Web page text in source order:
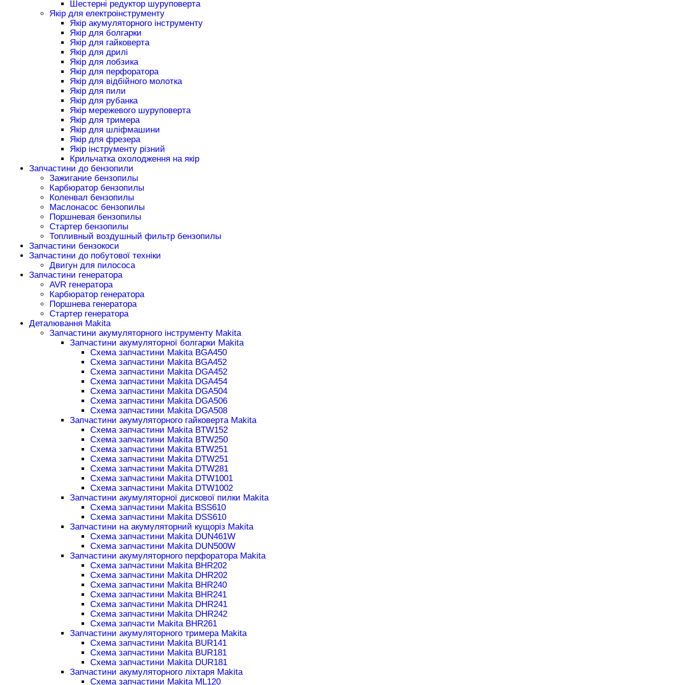
Шестерні редуктор шуруповерта
Якір для електроінструменту
Якір акумуляторного інструменту
Якір для болгарки
Якір для гайковерта
Якір для дрилі
Якір для лобзика
Якір для перфоратора
Якір для відбійного молотка
Якір для пили
Якір для рубанка
Якір мережевого шуруповерта
Якір для тримера
Якір для шліфмашини
Якір для фрезера
Якір інструменту різний
Крильчатка охолодження на якір
Запчастини до бензопили
Зажигание бензопилы
Карбюратор бензопилы
Коленвал бензопилы
Маслонасос бензопилы
Поршневая бензопилы
Стартер бензопилы
Топливный воздушный фильтр бензопилы
Запчастини бензокоси
Запчастини до побутової техніки
Двигун для пилососа
Запчастини генератора
AVR генератора
Карбюратор генератора
Поршнева генератора
Стартер генератора
Деталювання Makita
Запчастини акумуляторного інструменту Makita
Запчастини акумуляторної болгарки Makita
Схема запчастини Makita BGA450
Схема запчастини Makita BGA452
Схема запчастини Makita DGA452
Схема запчастини Makita DGA454
Схема запчастини Makita DGA504
Схема запчастини Makita DGA506
Схема запчастини Makita DGA508
Запчастини акумуляторного гайковерта Makita
Схема запчастини Makita BTW152
Схема запчастини Makita BTW250
Схема запчастини Makita BTW251
Схема запчастини Makita DTW251
Схема запчастини Makita DTW281
Схема запчастини Makita DTW1001
Схема запчастини Makita DTW1002
Запчастини акумуляторної дискової пилки Makita
Схема запчастини Makita BSS610
Схема запчастини Makita DSS610
Запчастини на акумуляторний кущоріз Makita
Схема запчастини Makita DUN461W
Схема запчастини Makita DUN500W
Запчастини акумуляторного перфоратора Makita
Схема запчастини Makita BHR202
Схема запчастини Makita DHR202
Схема запчастини Makita BHR240
Схема запчастини Makita BHR241
Схема запчастини Makita DHR241
Схема запчастини Makita DHR242
Схема запчасти Makita BHR261
Запчастини акумуляторного тримера Makita
Схема запчастини Makita BUR141
Схема запчастини Makita BUR181
Схема запчастини Makita DUR181
Запчастини акумуляторного ліхтаря Makita
Схема запчастини Makita ML120